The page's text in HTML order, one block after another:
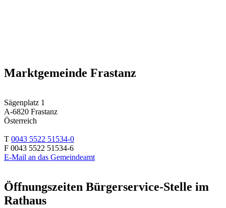
Marktgemeinde Frastanz
Sägenplatz 1
A-6820 Frastanz
Österreich
T 0043 5522 51534-0
F 0043 5522 51534-6
E-Mail an das Gemeindeamt
Öffnungszeiten Bürgerservice-Stelle im
Rathaus